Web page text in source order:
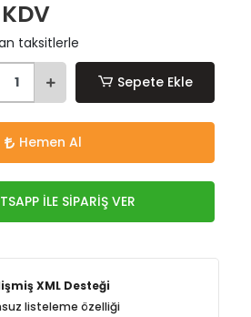
taksitlerle
Sepete Ekle
Hemen Al
İLE SİPARİŞ VER
XML Desteği
listeleme özelliği